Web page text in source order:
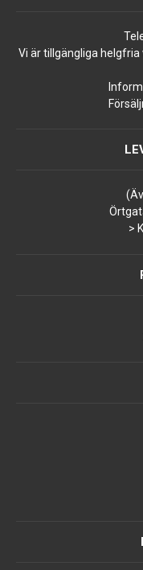
Vi är tillgängliga
>